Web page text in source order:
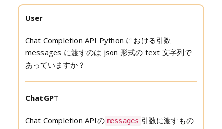
User
Chat Completion API Python における引数
messages に渡すのは json 形式の text 文字列で
あっていますか？
ChatGPT
Chat Completion APIの messages 引数に渡すもの